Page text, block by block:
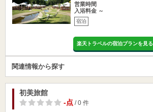
営業時間
入浴料金 ～
宿泊
楽天トラベルの宿泊プランを見る
関連情報から探す
初美旅館
-点/ 0 件